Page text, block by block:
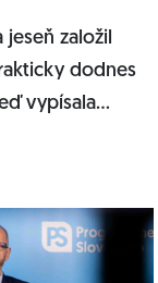
jeseň založil
dodnes
vypísala